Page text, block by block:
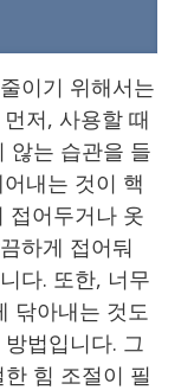
이기 위해서는
저, 사용할 때
않는 습관을 들
내는 것이 핵
접어두거나 옷
하게 접어둬
다. 또한, 너무
닦아내는 것도
법입니다. 그
힘 조절이 필